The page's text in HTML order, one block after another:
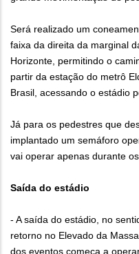
Será realizado um
faixa da direita da marginal
Horizonte, permitindo o
partir da estação do metrô
Brasil, acessando o estádio
Já para os pedestres que
implantado um semáforo
vai operar apenas durante
Saída do estádio
- A saída do estádio, no
retorno no Elevado da
dos eventos começa a